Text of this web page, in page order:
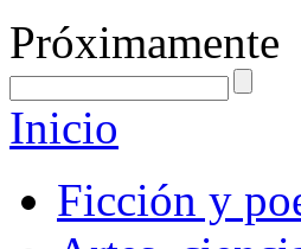
Próximamente
Inicio
Ficción y